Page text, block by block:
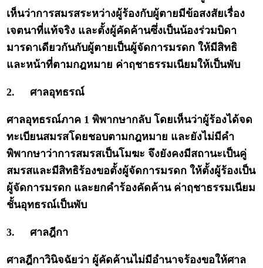
เห็นว่าการสมรสระหว่างผู้ร้องกับผู้ตายมีข้อสงสัยเรื่อง
เจตนาที่แท้จริง และตั้งผู้คัดค้านซึ่งเป็นน้องร่วมบิดา
มารดาเดียวกันกับผู้ตายเป็นผู้จัดการมรดก ให้มีสิทธิ
และหน้าที่ตามกฎหมาย ค่าฤชาธรรมเนียมให้เป็นพับ
2. ศาลอุทธรณ์
ศาลอุทธรณ์ภาค 1 พิพากษากลับ โดยเห็นว่าผู้ร้องได้จด
ทะเบียนสมรสโดยชอบตามกฎหมาย และยังไม่มีคำ
พิพากษาว่าการสมรสเป็นโมฆะ จึงยังคงมีสถานะเป็นคู่
สมรสและมีสิทธิร้องขอตั้งผู้จัดการมรดก ให้ตั้งผู้ร้องเป็น
ผู้จัดการมรดก และยกคำร้องคัดค้าน ค่าฤชาธรรมเนียม
ชั้นอุทธรณ์เป็นพับ
3. ศาลฎีกา
ศาลฎีกาวินิจฉัยว่า ผู้คัดค้านไม่มีอำนาจร้องขอให้ศาล